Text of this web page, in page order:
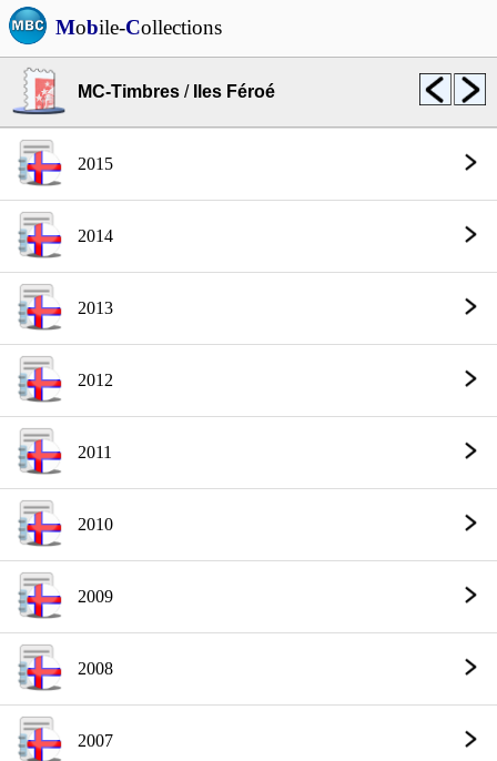
Mobile-Collections
MC-Timbres / Iles Féroé
2015
2014
2013
2012
2011
2010
2009
2008
2007